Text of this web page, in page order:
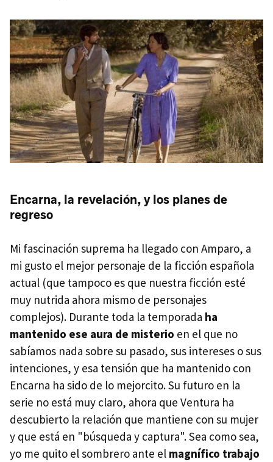
Encarna, la revelación, y los planes de
regreso
Mi fascinación suprema ha llegado con Amparo, a
mi gusto el mejor personaje de la ficción española
actual (que tampoco es que nuestra ficción esté
muy nutrida ahora mismo de personajes
complejos). Durante toda la temporada ha
mantenido ese aura de misterio en el que no
sabíamos nada sobre su pasado, sus intereses o sus
intenciones, y esa tensión que ha mantenido con
Encarna ha sido de lo mejorcito. Su futuro en la
serie no está muy claro, ahora que Ventura ha
descubierto la relación que mantiene con su mujer
y que está en "búsqueda y captura". Sea como sea,
yo me quito el sombrero ante el magnífico trabajo